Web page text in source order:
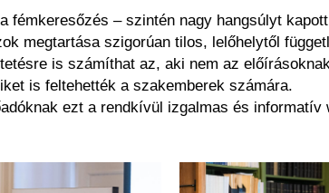
fémkeresőzés – szintén nagy hangsúlyt
megtartása szigorúan tilos, lelőhelytől
is számíthat az, aki nem az
is feltehették a szakemberek számára.
ezt a rendkívül izgalmas és